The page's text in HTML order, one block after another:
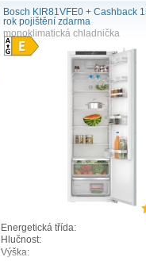
Bosch KIR81VFE0 + Cashback
rok pojištění zdarma
monoklimatická chladnička
Energetická třída:
Hlučnost:
Výška: